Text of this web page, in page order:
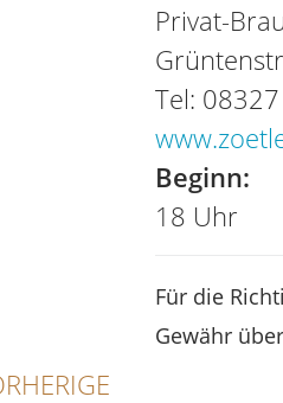
Privat-
Tel:
Beginn:
18 Uhr
Für die
Gewähr